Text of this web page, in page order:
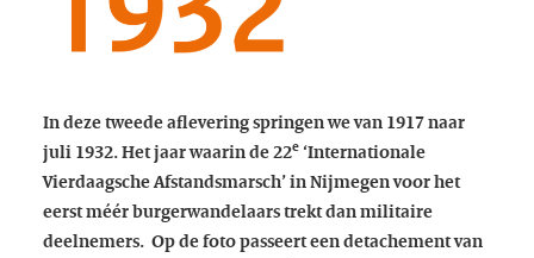
In deze tweede aflevering springen we van 1917 naar
juli 1932. Het jaar waarin de 22e‘Internationale
Vierdaagsche Afstandsmarsch’ in Nijmegen voor het
eerst méér burgerwandelaars trekt dan militaire
deelnemers. Op de foto passeert een detachement van